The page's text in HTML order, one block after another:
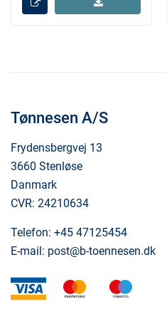
Tønnesen A/S
Frydensbergvej 13
3660 Stenløse
Danmark
CVR: 24210634
Telefon: +45 47125454
E-mail: post@b-toennesen.dk
visa mastercard